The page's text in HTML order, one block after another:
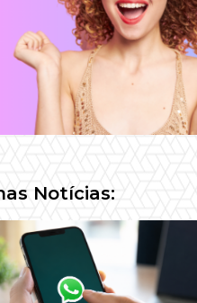
Notícias: